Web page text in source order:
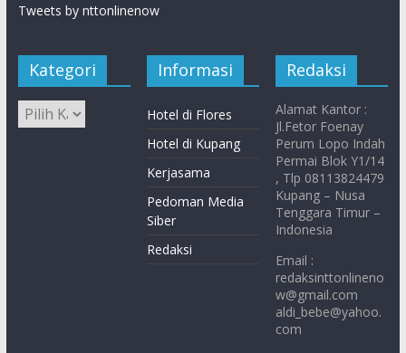
Tweets by nttonlinenow
Kategori Informasi
Hotel di Flores
Hotel di Kupang
Kerjasama
Pedoman Media
Siber
Redaksi
Redaksi
Alamat Kantor :
Jl.Fetor Foenay
Perum Lopo Indah
Permai Blok Y1/14
, Tlp 08113824479
Kupang – Nusa
Tenggara Timur –
Indonesia
Email :
redaksinttonlineno
w@gmail.com
aldi_bebe@yahoo.
com